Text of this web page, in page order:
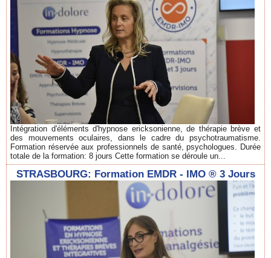
Intégration d'éléments d'hypnose ericksonienne, de thérapie brève et
des mouvements oculaires, dans le cadre du psychotraumatisme.
Formation réservée aux professionnels de santé, psychologues. Durée
totale de la formation: 8 jours Cette formation se déroule un...
STRASBOURG: Formation EMDR - IMO ® 3 Jours